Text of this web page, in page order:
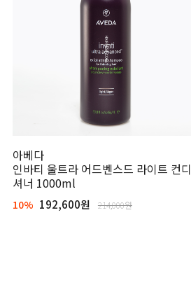
아베다
인바티 울트라 어드벤스드 라이트 컨디
셔너 1000ml
10% 192,600원 214,000원